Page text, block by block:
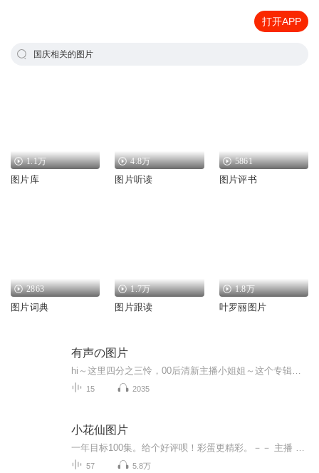
打开APP
国庆相关的图片
1.1万
图片库
4.8万
图片听读
5861
图片评书
2863
图片词典
1.7万
图片跟读
1.8万
叶罗丽图片
有声の图片
15 2035
小花仙图片
57 5.8万